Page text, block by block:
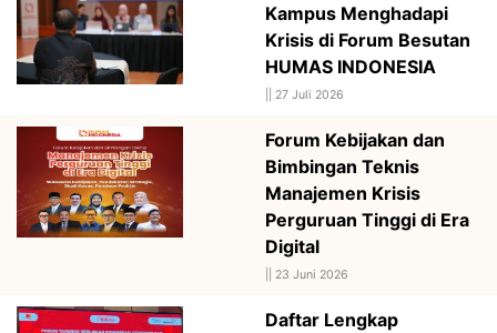
Kampus Menghadapi
Krisis di Forum Besutan
HUMAS INDONESIA
27 Juli 2026
Forum Kebijakan dan
Bimbingan Teknis
Manajemen Krisis
Perguruan Tinggi di Era
Digital
23 Juni 2026
Daftar Lengkap